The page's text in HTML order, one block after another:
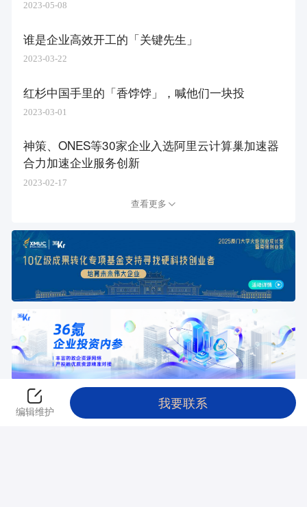
2023-05-08
谁是企业高效开工的「关键先生」​
2023-03-22
红杉中国手里的「香饽饽」，喊他们一块投
2023-03-01
神策、ONES等30家企业入选阿里云计算巢加速器
合力加速企业服务创新
2023-02-17
查看更多
返回创投平台
编辑维护
我要联系